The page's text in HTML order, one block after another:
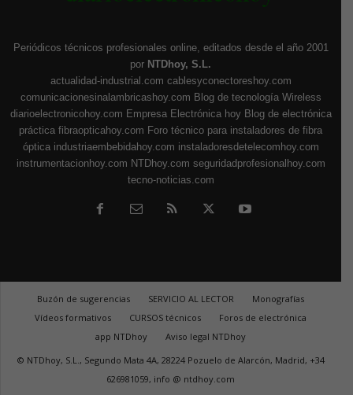
Periódicos técnicos profesionales online, editados desde el año 2001
por NTDhoy, S.L.
actualidad-industrial.com cablesyconectoreshoy.com
comunicacionesinalambricashoy.com Blog de tecnología Wireless
diarioelectronicohoy.com Empresa Electrónica hoy Blog de electrónica
práctica fibraopticahoy.com Foro técnico para instaladores de fibra
óptica industriaembebidahoy.com instaladoresdetelecomhoy.com
instrumentacionhoy.com NTDhoy.com seguridadprofesionalhoy.com
tecno-noticias.com
Buzón de sugerencias SERVICIO AL LECTOR
Monografías
Vídeos formativos
CURSOS técnicos
Foros de electrónica
app NTDhoy
Aviso legal NTDhoy
© NTDhoy, S.L., Segundo Mata 4A, 28224 Pozuelo de Alarcón, Madrid, +34
626981059, info @ ntdhoy.com